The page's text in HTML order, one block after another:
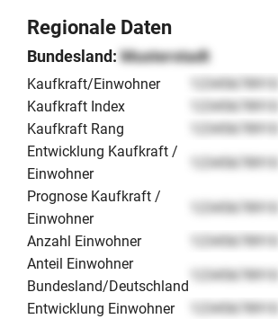
Regionale Daten
Bundesland: Musterstadt
Kaufkraft/Einwohner
12345678910
Kaufkraft Index
12345678910
Kaufkraft Rang
12345678910
Entwicklung Kaufkraft /
Einwohner
12345678910
Prognose Kaufkraft /
Einwohner
12345678910
Anzahl Einwohner
12345678910
Anteil Einwohner
Bundesland/Deutschland
12345678910
Entwicklung Einwohner
12345678910